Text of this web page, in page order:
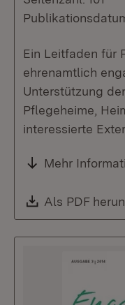
Ein Leitfaden für
ehrenamtlich
Unterstützung
Pflegeheime,
interessierte
Mehr
Download:
Als PDF